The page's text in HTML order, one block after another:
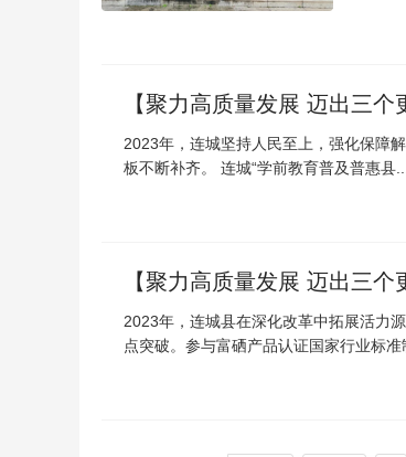
【聚力高质量发展 迈出三
2023年，连城坚持人民至上，强化保障
板不断补齐。 连城“学前教育普及普惠县...
【聚力高质量发展 迈出三
2023年，连城县在深化改革中拓展活力
点突破。参与富硒产品认证国家行业标准